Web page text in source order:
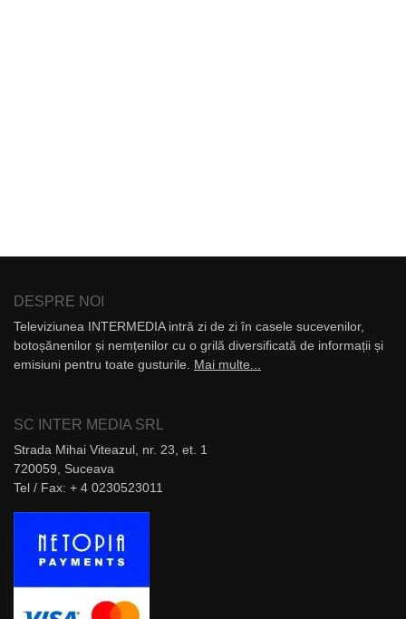
DESPRE NOI
Televiziunea INTERMEDIA intră zi de zi în casele sucevenilor,
botoșănenilor și nemțenilor cu o grilă diversificată de informații și
emisiuni pentru toate gusturile. Mai multe...
SC INTER MEDIA SRL
Strada Mihai Viteazul, nr. 23, et. 1
720059, Suceava
Tel / Fax: + 4 0230523011